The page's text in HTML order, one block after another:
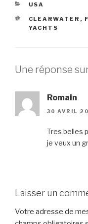
CATÉGORIES
USA
ÉTIQUETTES
CLEARWATER ,
YACHTS
Une réponse
Romain
30 AVRIL
Tres belles
je veux un
Laisser un
Votre adresse de